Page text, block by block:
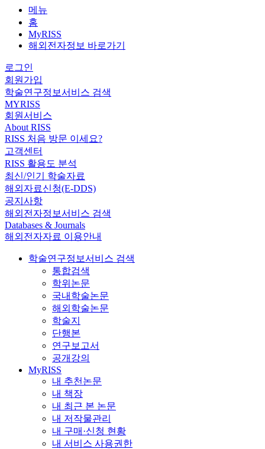
메뉴
홈
MyRISS
해외전자정보 바로가기
로그인
회원가입
학술연구정보서비스 검색
MYRISS
회원서비스
About RISS
RISS 처음 방문 이세요?
고객센터
RISS 활용도 분석
최신/인기 학술자료
해외자료신청(E-DDS)
공지사항
해외전자정보서비스 검색
Databases & Journals
해외전자자료 이용안내
학술연구정보서비스 검색
통합검색
학위논문
국내학술논문
해외학술논문
학술지
단행본
연구보고서
공개강의
MyRISS
내 추천논문
내 책장
내 최근 본 논문
내 저작물관리
내 구매·신청 현황
내 서비스 사용권한